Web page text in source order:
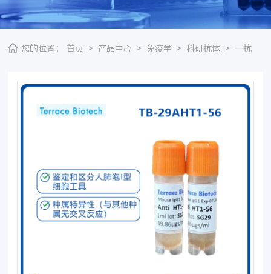
您的位置： 首页 > 产品中心 > 免疫学 > 科研抗体 > 一抗